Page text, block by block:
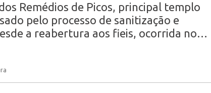
Remédios de Picos, principal templo
pelo processo de sanitização e
a reabertura aos fieis, ocorrida no…